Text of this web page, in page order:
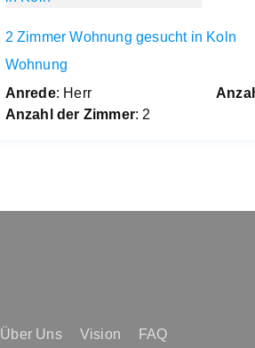
2 Zimmer Wohnung gesucht in Koln
Wohnung
Anrede: Herr
Anzahl der Zimmer: 2
Über Uns Vision FAQ